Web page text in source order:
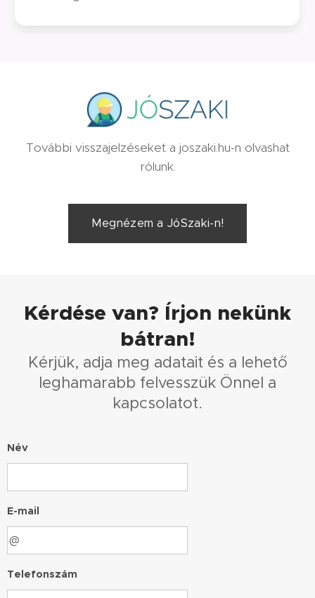
További visszajelzéseket a joszaki.hu-n olvashat
rólunk.
Megnézem a JóSzaki-n!
Kérdése van? Írjon nekünk
bátran!
Kérjük, adja meg adatait és a lehető
leghamarabb felvesszük Önnel a
kapcsolatot.
Név
E-mail
Telefonszám